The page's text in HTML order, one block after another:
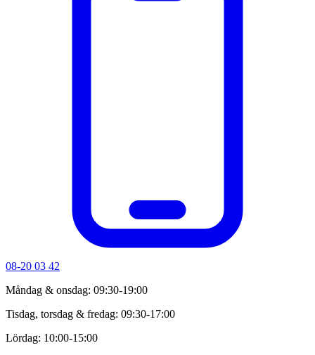
08-20 03 42
Måndag & onsdag: 09:30-19:00
Tisdag, torsdag & fredag: 09:30-17:00
Lördag: 10:00-15:00